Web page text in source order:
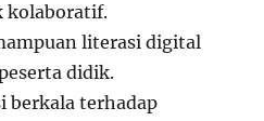
kolaboratif.
literasi digital
didik.
berkala terhadap